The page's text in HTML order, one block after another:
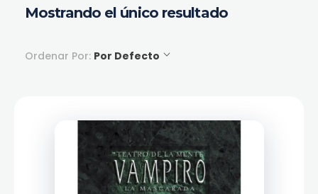
Mostrando el único resultado
Ordenar Por: Por Defecto